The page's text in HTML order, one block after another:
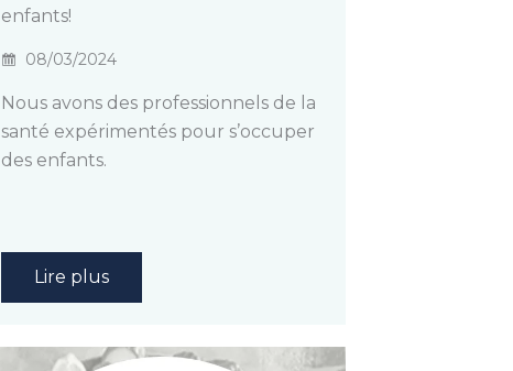
enfants!
08/03/2024
Nous avons des professionnels de la
santé expérimentés pour s’occuper
des enfants.
Lire plus